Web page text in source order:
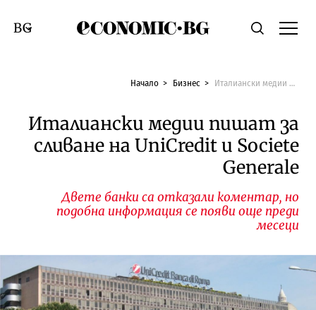
Economic.bgТърсене
Смяна на език
Начало Бизнес Италиански медии пишат за сливане на UniCredit и Societe Generale
Италиански медии пишат за
сливане на UniCredit и Societe
Generale
Двете банки са отказали коментар, но
подобна информация се появи още преди
месеци